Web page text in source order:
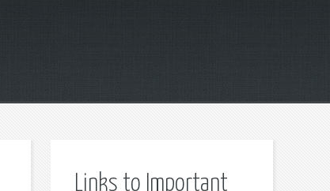
Links to Important